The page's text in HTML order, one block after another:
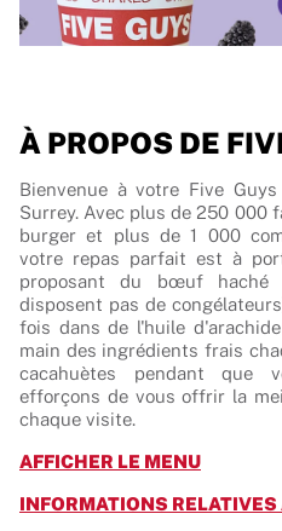
À PROPOS DE
Bienvenue à votre Five
Surrey. Avec plus de 250 000
burger et plus de 1 000
votre repas parfait est à
proposant du bœuf haché
disposent pas de
fois dans de l'huile
main des ingrédients frais
cacahuètes pendant que
efforçons de vous offrir la
chaque visite.
AFFICHER LE MENULINK
INFORMATIONS RELATIVES